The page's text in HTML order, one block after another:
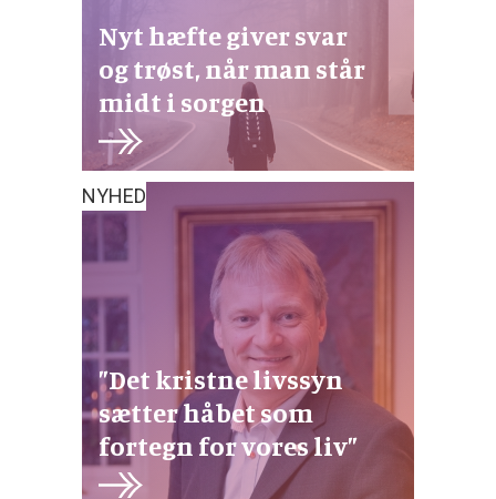
Nyt hæfte giver svar
og trøst, når man står
midt i sorgen
NYHED
”Det kristne livssyn
sætter håbet som
fortegn for vores liv”